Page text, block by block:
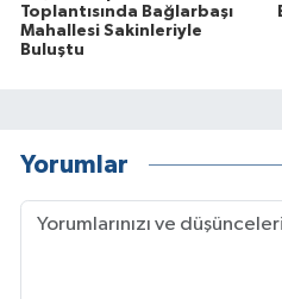
Toplantısında Bağlarbaşı
Mahallesi Sakinleriyle
Buluştu
Yorumlar